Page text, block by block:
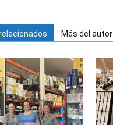
Más del autor